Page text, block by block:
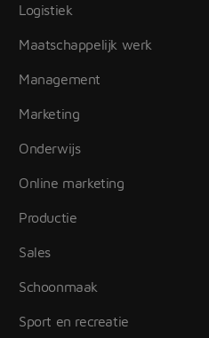
Logistiek
Maatschappelijk werk
Management
Marketing
Onderwijs
Online marketing
Productie
Sales
Schoonmaak
Sport en recreatie